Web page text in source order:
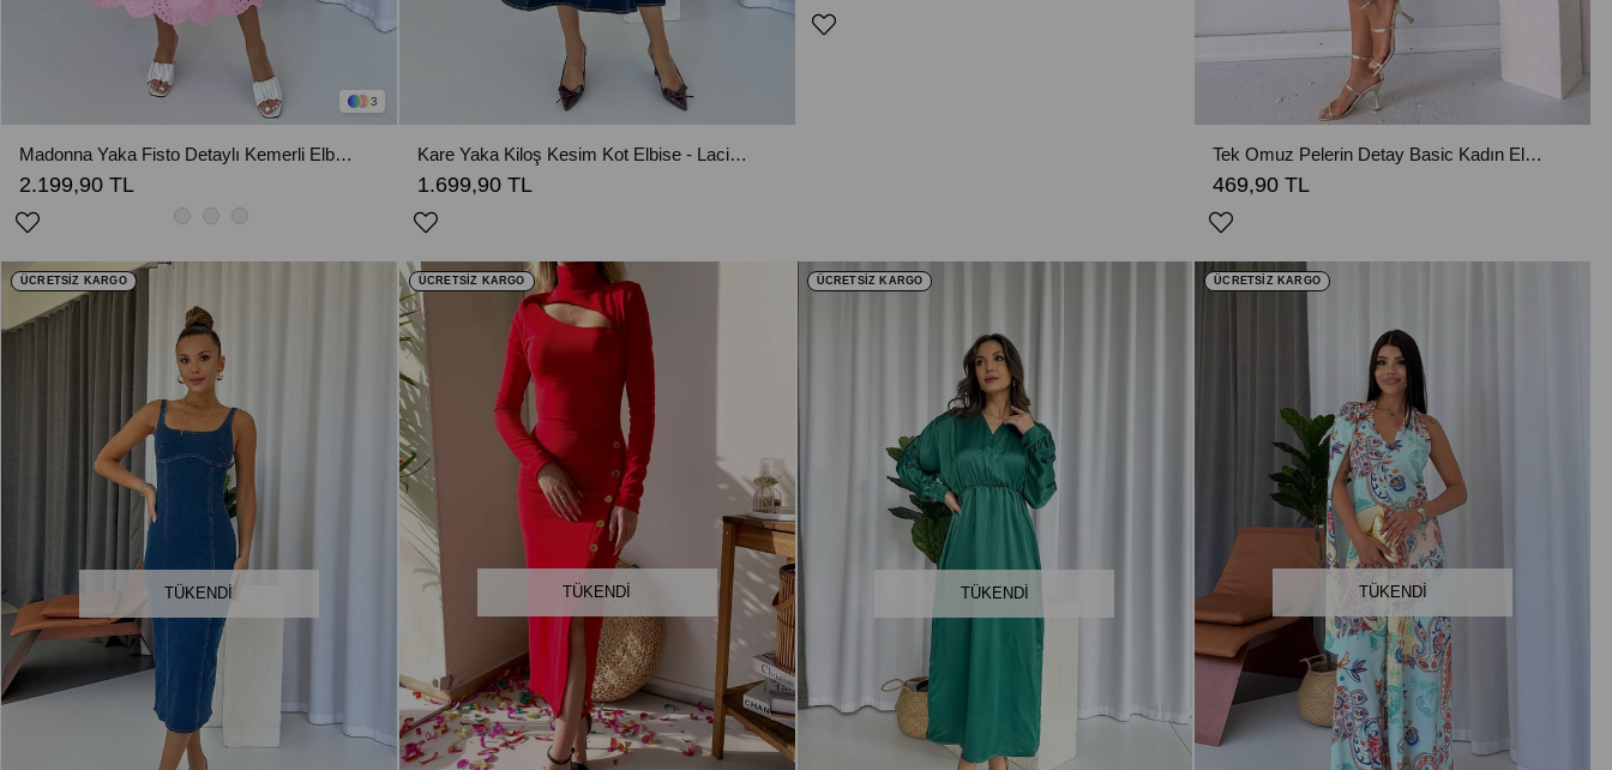
3
Madonna Yaka Fisto Detaylı Kemerli Elbise - Pembe
2.199,90 TL
Kare Yaka Kiloş Kesim Kot Elbise - Lacivert
1.699,90 TL
Tek Omuz Pelerin Detay Basic Kadın Elbise - Siyah
469,90 TL
TÜKENDI
ÜCRETSİZ KARGO
TÜKENDI
ÜCRETSİZ KARGO
TÜKENDI
ÜCRETSİZ KARGO
TÜKENDI
ÜCRETSİZ KARGO